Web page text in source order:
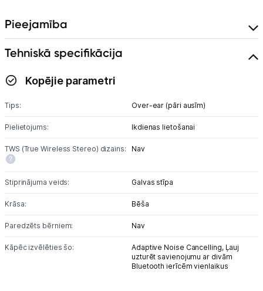
Blogs
Piegāde un apmaksa
Uzņēmumiem
Informācija
Pieejamība
Tehniskā specifikācija
Kopējie parametri
Tips: Over-ear (pāri ausīm)
Pielietojums: Ikdienas lietošanai
TWS (True Wireless Stereo) dizains: Nav
Stiprinājuma veids: Galvas stīpa
Krāsa: Bēša
Paredzēts bērniem: Nav
Kāpēc izvēlēties šo: Adaptive Noise Cancelling, Ļauj
uzturēt savienojumu ar divām
Bluetooth ierīcēm vienlaikus